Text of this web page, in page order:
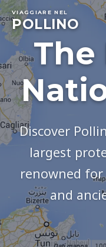
Skip
to
content
VIAGGIARE NEL
POLLINO
The
Discover
largest
renowned
and